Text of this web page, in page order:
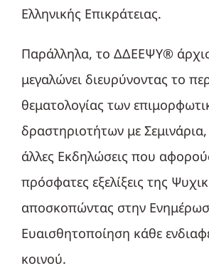
Ελληνικής Επικράτειας.
Παράλληλα, το ΔΔΕΕΨΥ®
μεγαλώνει διευρύνοντας το
θεματολογίας των
δραστηριοτήτων με
άλλες Εκδηλώσεις που
πρόσφατες εξελίξεις της
αποσκοπώντας στην
Ευαισθητοποίηση κάθε
κοινού.